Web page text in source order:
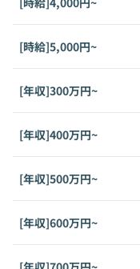
[時給]5,000円~
[年収]300万円~
[年収]400万円~
[年収]500万円~
[年収]600万円~